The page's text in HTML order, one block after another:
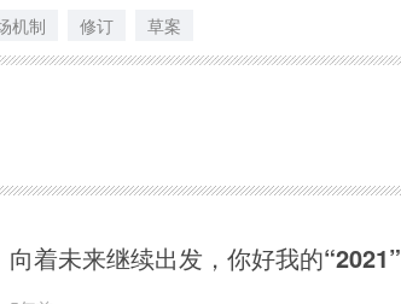
机制 修订 草案
向着未来继续出发，你好我的“2021”